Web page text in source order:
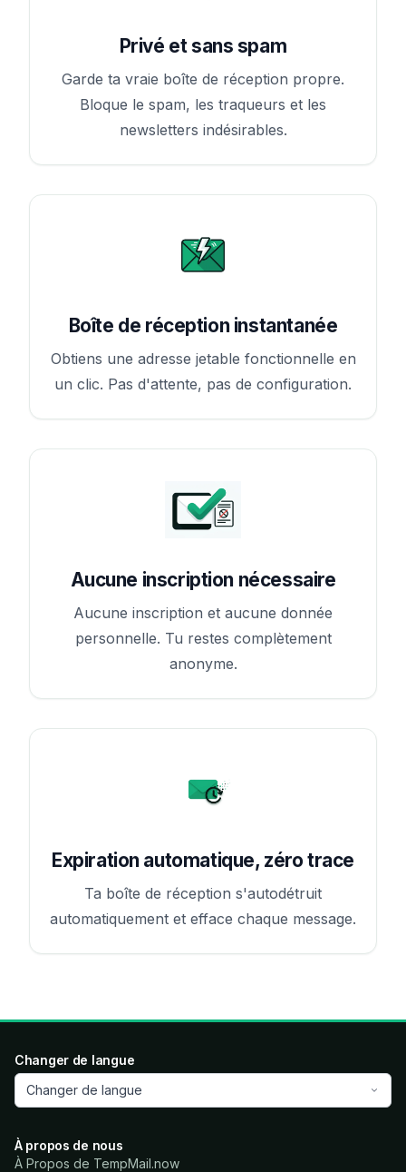
Privé et sans spam
Garde ta vraie boîte de réception propre.
Bloque le spam, les traqueurs et les
newsletters indésirables.
Boîte de réception instantanée
Obtiens une adresse jetable fonctionnelle en
un clic. Pas d'attente, pas de configuration.
Aucune inscription nécessaire
Aucune inscription et aucune donnée
personnelle. Tu restes complètement
anonyme.
Expiration automatique, zéro trace
Ta boîte de réception s'autodétruit
automatiquement et efface chaque message.
Changer de langue
Changer de langue
À propos de nous
À Propos de TempMail.now